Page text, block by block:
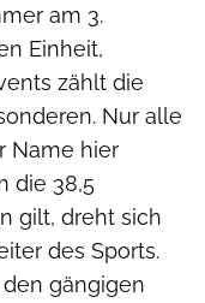
am 3.
Einheit,
zählt die
Nur alle
Name hier
die 38,5
gilt, dreht sich
des Sports.
gängigen